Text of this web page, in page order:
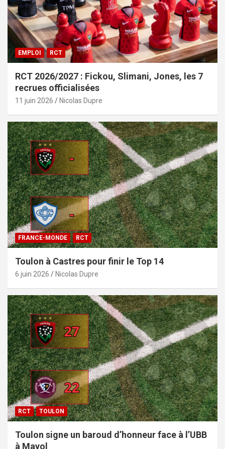
EMPLOI RCT
RCT 2026/2027 : Fickou, Slimani, Jones, les 7
recrues officialisées
11 juin 2026 Nicolas Dupre
FRANCE-MONDE RCT
Toulon à Castres pour finir le Top 14
6 juin 2026 Nicolas Dupre
RCT TOULON
Toulon signe un baroud d’honneur face à l’UBB
à Mayol